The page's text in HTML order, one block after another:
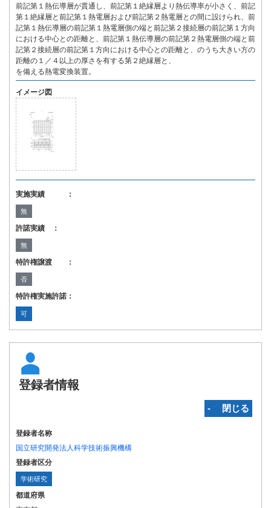
前記第１熱伝導層が貫通し、前記第１絶縁層より熱伝導率が小さく、前記
第１絶縁層と前記第１熱電層および前記第２熱電層との間に設けられ、前
記第１熱伝導層の前記第１熱電層側の端と前記第２接続層の前記第１方向
における中心との距離と、前記第１熱伝導層の前記第２熱電層側の端と前
記第２接続層の前記第１方向における中心との距離と、のうち大きい方の
距離の１／４以上の厚さを有する第２絶縁層と、
を備える熱電変換装置。
イメージ図
実施実績 ：
無
許諾実績 ：
無
特許権譲渡 ：
否
特許権実施許諾：
可
登録者情報
‐ 閉じる
登録者名称
国立研究開発法人科学技術振興機構
登録者区分
学術研究
都道府県